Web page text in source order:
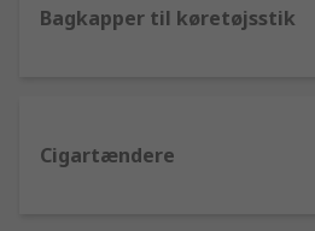
Bagkapper til køretøjsstik
Cigartændere